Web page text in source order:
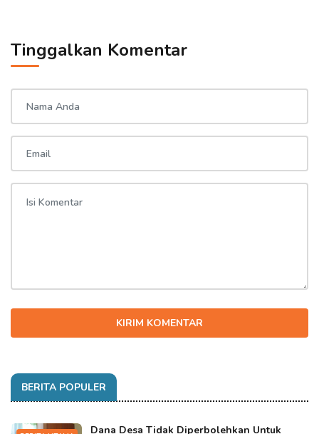
Tinggalkan Komentar
KIRIM KOMENTAR
BERITA POPULER
Dana Desa Tidak Diperbolehkan Untuk